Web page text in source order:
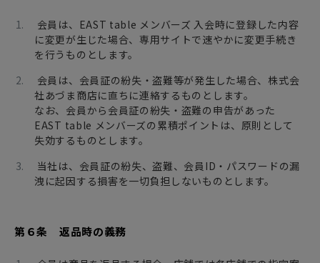
会員は、EAST table メンバーズ 入会時に登録した内容
に変更が生じた場合、専用サイトで速やかに変更手続き
を行うものとします。
会員は、会員証の紛失・盗難等が発生した場合、株式会
社あづま商店に直ちに連絡するものとします。
なお、会員から会員証の紛失・盗難の申告があった
EAST table メンバーズの累積ポイントは、原則として
失効するものとします。
当社は、会員証の紛失、盗難、会員ID・パスワードの漏
洩に起因する損害を一切負担しないものとします。
第６条 返品時の義務